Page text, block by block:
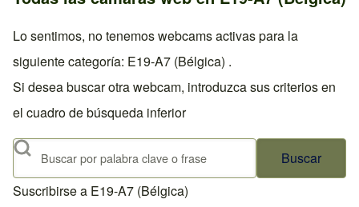
Lo sentimos, no tenemos webcams activas para la
siguiente categoría: E19-A7 (Bélgica) .
Si desea buscar otra webcam, introduzca sus criterios en
el cuadro de búsqueda inferior
Buscar
Suscribirse a E19-A7 (Bélgica)